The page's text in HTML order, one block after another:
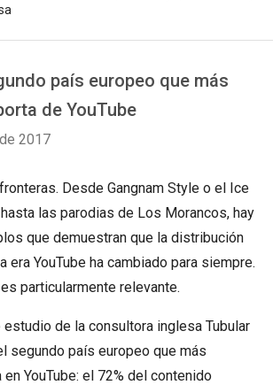
país europeo que más
de YouTube
2017
Desde Gangnam Style o el Ice
las parodias de Los Morancos, hay
que demuestran que la distribución
era YouTube ha cambiado para siempre.
particularmente relevante.
estudio de la consultora inglesa Tubular
segundo país europeo que más
YouTube: el 72% del contenido